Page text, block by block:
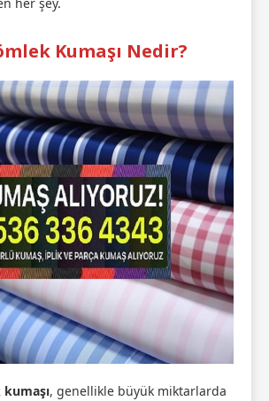
her şey.
Kumaşı Nedir?
, genellikle büyük miktarlarda